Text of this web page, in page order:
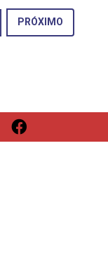
PRÓXIMO